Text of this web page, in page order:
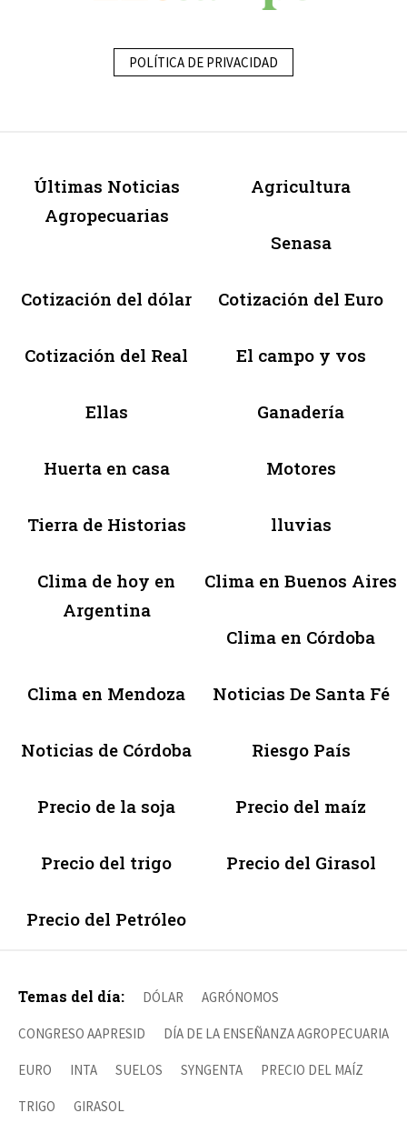
POLÍTICA DE PRIVACIDAD
Últimas Noticias
Agropecuarias
Agricultura
Senasa
Cotización del dólar Cotización del Euro
Cotización del Real El campo y vos
Ellas Ganadería
Huerta en casa Motores
Tierra de Historias lluvias
Clima de hoy en
Argentina
Clima en Buenos Aires
Clima en Córdoba
Clima en Mendoza Noticias De Santa Fé
Noticias de Córdoba Riesgo País
Precio de la soja Precio del maíz
Precio del trigo Precio del Girasol
Precio del Petróleo
Temas del día: DÓLAR AGRÓNOMOS
CONGRESO AAPRESID DÍA DE LA ENSEÑANZA AGROPECUARIA
EURO INTA SUELOS SYNGENTA PRECIO DEL MAÍZ
TRIGO GIRASOL